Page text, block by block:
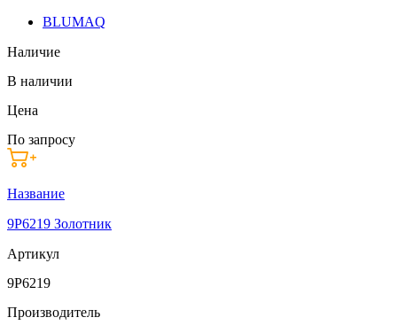
BLUMAQ
Наличие
В наличии
Цена
По запросу
Название
9P6219 Золотник
Артикул
9P6219
Производитель